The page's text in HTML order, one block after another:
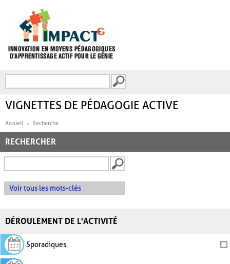
FORMULAIRE DE
VIGNETTES DE PÉDAGOGIE ACTIVE
Accueil Recherche
RECHERCHER
Voir tous les mots-clés
DÉROULEMENT DE L'ACTIVITÉ
Sporadiques